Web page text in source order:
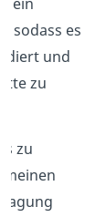
sodass es
und
zu
zu